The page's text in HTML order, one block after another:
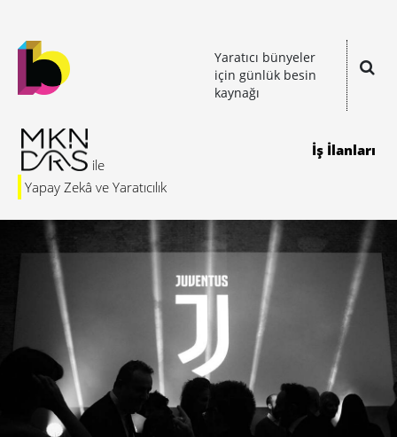
Yaratıcı bünyeler
için günlük besin
kaynağı
Yapay Zekâ ve Yaratıcılık
İş İlanları